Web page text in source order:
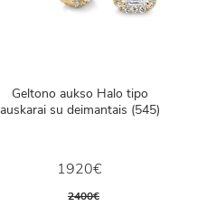
Geltono aukso Halo tipo
auskarai su deimantais (545)
1920€
2400€